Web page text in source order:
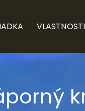
VLASTNOSTI